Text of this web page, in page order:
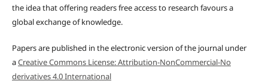
the idea that offering readers free access to research favours a
global exchange of knowledge.
Papers are published in the electronic version of the journal under
aCreative Commons License: Attribution-NonCommercial-No
derivatives 4.0 International